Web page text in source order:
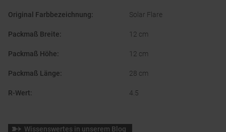
Original Farbbezeichnung: Solar Flare
Packmaß Breite: 12 cm
Packmaß Höhe: 12 cm
Packmaß Länge: 28 cm
R-Wert: 4.5
Wissenswertes in unserem Blog